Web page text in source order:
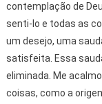
contemplação de
senti-lo e todas as
um desejo, uma
satisfeita. Essa
eliminada. Me
coisas, como a